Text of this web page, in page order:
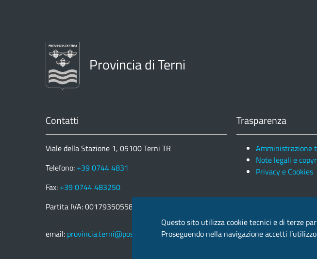
Provincia di Terni
Contatti
Viale della Stazione 1, 05100 Terni TR
Telefono: +39 0744 4831
Fax: +39 0744 483250
Partita IVA: 00179350558
email: provincia.terni@postacert.umbria.it
Trasparenza
Amministrazione
Note legali e
Privacy e Cookies
Questo sito utilizza cookie tecnici e di terze
Proseguendo nella navigazione accetti